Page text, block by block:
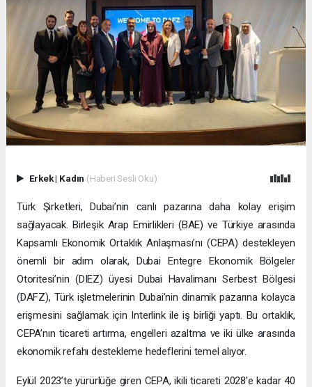
Erkek| Kadın (Haberi Sesli Oku)
Türk Şirketleri, Dubai’nin canlı pazarına daha kolay erişim
sağlayacak. Birleşik Arap Emirlikleri (BAE) ve Türkiye arasında
Kapsamlı Ekonomik Ortaklık Anlaşması’nı (CEPA) destekleyen
önemli bir adım olarak, Dubai Entegre Ekonomik Bölgeler
Otoritesi’nin (DIEZ) üyesi Dubai Havalimanı Serbest Bölgesi
(DAFZ), Türk işletmelerinin Dubai’nin dinamik pazarına kolayca
erişmesini sağlamak için Interlink ile iş birliği yaptı. Bu ortaklık,
CEPA’nın ticareti artırma, engelleri azaltma ve iki ülke arasında
ekonomik refahı destekleme hedeflerini temel alıyor.
Eylül 2023’te yürürlüğe giren CEPA, ikili ticareti 2028’e kadar 40